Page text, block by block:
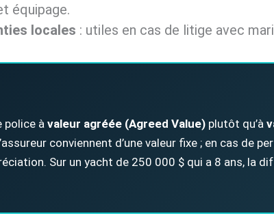
équipage.
locales : utiles en cas de litige avec
police à valeur agréée (Agreed Value) plutôt qu’à
conviennent d’une valeur fixe ; en cas de
Sur un yacht de 250 000 $ qui a 8 ans, la